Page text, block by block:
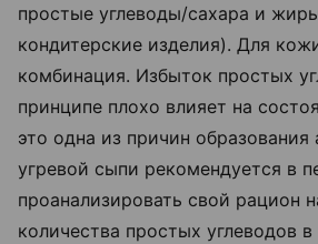
простые углеводы/сахара и
кондитерские изделия). Для
комбинация. Избыток простых
принципе плохо влияет на
это одна из причин
угревой сыпи рекомендуется в
проанализировать свой рацион
количества простых углеводов в